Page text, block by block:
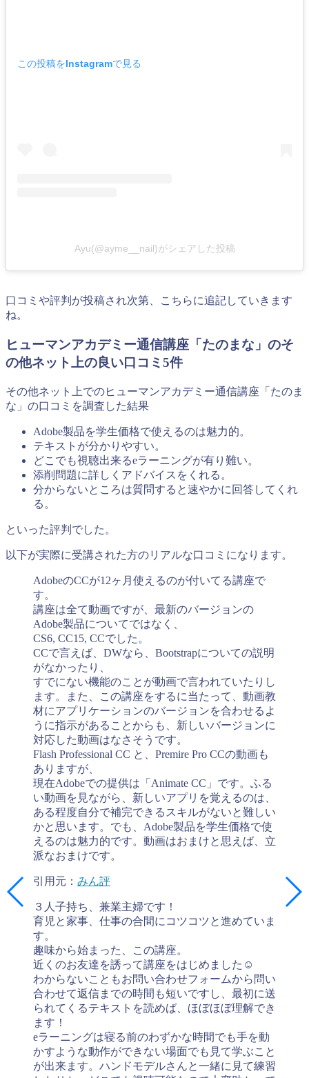
この投稿をInstagramで見る
Ayu(@ayme__nail)がシェアした投稿
口コミや評判が投稿され次第、こちらに追記していきます
ね。
ヒューマンアカデミー通信講座「たのまな」のそ
の他ネット上の良い口コミ5件
その他ネット上でのヒューマンアカデミー通信講座「たのま
な」の口コミを調査した結果
Adobe製品を学生価格で使えるのは魅力的。
テキストが分かりやすい。
どこでも視聴出来るeラーニングが有り難い。
添削問題に詳しくアドバイスをくれる。
分からないところは質問すると速やかに回答してくれ
る。
といった評判でした。
以下が実際に受講された方のリアルな口コミになります。
AdobeのCCが12ヶ月使えるのが付いてる講座で
す。
講座は全て動画ですが、最新のバージョンの
Adobe製品についてではなく、
CS6, CC15, CCでした。
CCで言えば、DWなら、Bootstrapについての説明
がなかったり、
すでにない機能のことが動画で言われていたりし
ます。また、この講座をするに当たって、動画教
材にアプリケーションのバージョンを合わせるよ
うに指示があることからも、新しいバージョンに
対応した動画はなさそうです。
Flash Professional CC と、Premire Pro CCの動画も
ありますが、
現在Adobeでの提供は「Animate CC」です。ふる
い動画を見ながら、新しいアプリを覚えるのは、
ある程度自分で補完できるスキルがないと難しい
かと思います。でも、Adobe製品を学生価格で使
えるのは魅力的です。動画はおまけと思えば、立
派なおまけです。
引用元： みん評
３人子持ち、兼業主婦です！
育児と家事、仕事の合間にコツコツと進めていま
す。
趣味から始まった、この講座。
近くのお友達を誘って講座をはじめました☺︎
わからないこともお問い合わせフォームから問い
合わせて返信までの時間も短いですし、最初に送
られてくるテキストを読めば、ほぼほぼ理解でき
ます！
eラーニングは寝る前のわずかな時間でも手を動
かすような動作ができない場面でも見て学ぶこと
が出来ます。ハンドモデルさんと一緒に見て練習